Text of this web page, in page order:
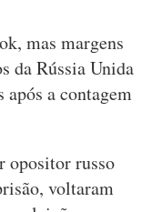
mas margens
da Rússia Unida
a contagem
opositor russo
voltaram